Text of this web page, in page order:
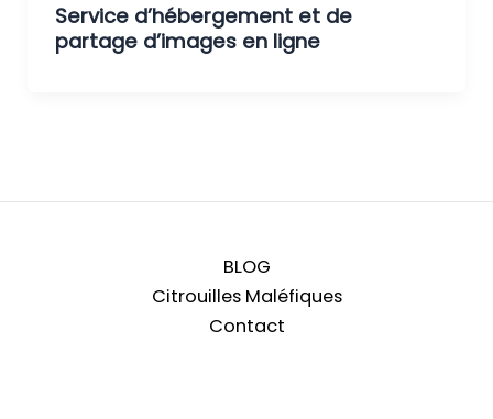
Service d’hébergement et de
partage d’images en ligne
BLOG
Citrouilles Maléfiques
Contact